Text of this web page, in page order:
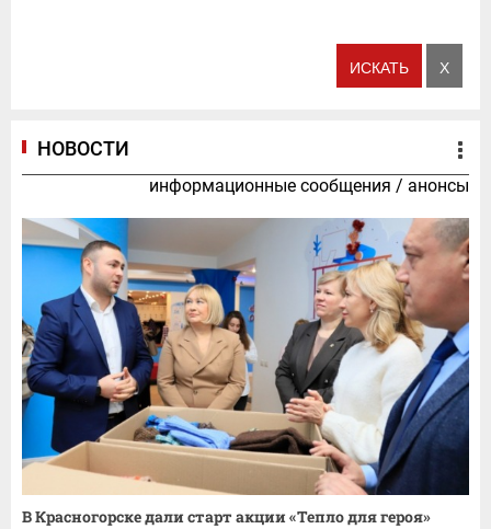
НОВОСТИ
информационные сообщения / анонсы
В Красногорске дали старт акции «Тепло для героя»